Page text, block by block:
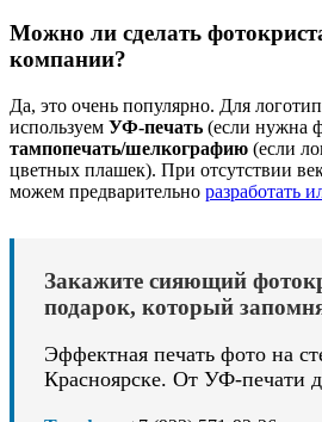
Можно ли сделать
компании?
Да, это очень популярно. Для
используем УФ-печать (если нужна
тампопечать/шелкографию (если
цветных плашек). При отсутствии
можем предварительно разработать
Закажите сияющий
подарок, который
Эффектная печать фото на
Красноярске. От УФ-печати